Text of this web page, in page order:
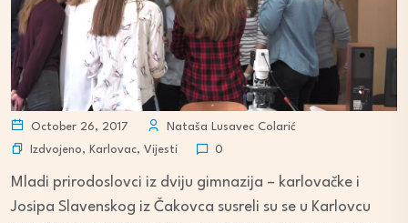
October 26, 2017
Nataša Lusavec Colarić
Izdvojeno, Karlovac, Vijesti 0
Mladi prirodoslovci iz dviju gimnazija – karlovačke i
Josipa Slavenskog iz Čakovca susreli su se u Karlovcu